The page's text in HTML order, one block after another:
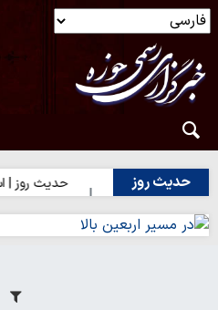
حدیث روز
تلخی حق حدیث روز | استغفار